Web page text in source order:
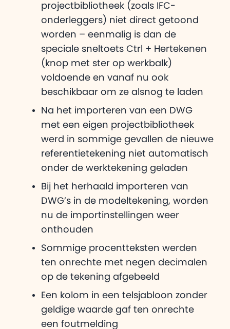
projectbibliotheek (zoals IFC-
onderleggers) niet direct getoond
worden – eenmalig is dan de
speciale sneltoets Ctrl + Hertekenen
(knop met ster op werkbalk)
voldoende en vanaf nu ook
beschikbaar om ze alsnog te laden
Na het importeren van een DWG
met een eigen projectbibliotheek
werd in sommige gevallen de nieuwe
referentietekening niet automatisch
onder de werktekening geladen
Bij het herhaald importeren van
DWG’s in de modeltekening, worden
nu de importinstellingen weer
onthouden
Sommige procentteksten werden
ten onrechte met negen decimalen
op de tekening afgebeeld
Een kolom in een telsjabloon zonder
geldige waarde gaf ten onrechte
een foutmelding